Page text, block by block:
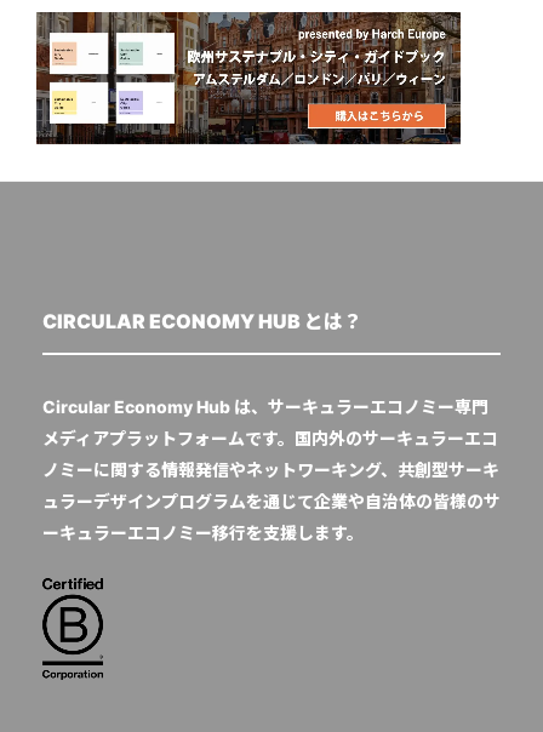
CIRCULAR ECONOMY HUB とは？
Circular Economy Hub は、サーキュラーエコノミー専門
メディアプラットフォームです。国内外のサーキュラーエコ
ノミーに関する情報発信やネットワーキング、共創型サーキ
ュラーデザインプログラムを通じて企業や自治体の皆様のサ
ーキュラーエコノミー移行を支援します。